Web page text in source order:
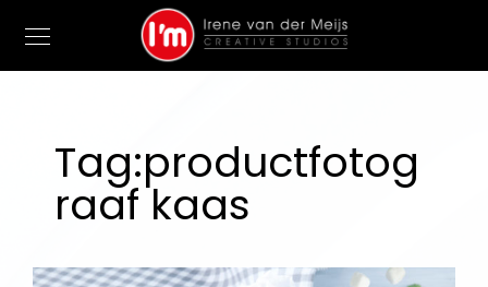
Tag:productfotog
raaf kaas